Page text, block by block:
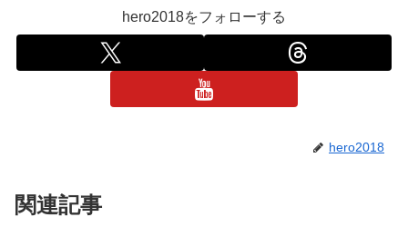
hero2018をフォローする
hero2018
関連記事